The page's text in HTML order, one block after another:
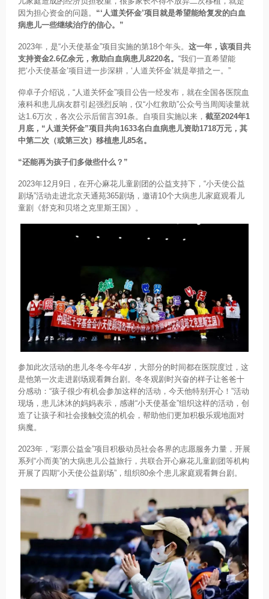
因为担心资金的问题。 “‘人道关怀金’项目就是希望能给复发的白血
病患儿一些继续治疗的信心。”
2023年，是“小天使基金”项目实施的第18个年头。 这一年，该项目共
支持资金2.6亿余元，救助白血病患儿8220名。 “我们一直希望能
把‘小天使基金’项目进一步深耕，‘人道关怀金’就是举措之一。”
仰卓子介绍说，“人道关怀金”项目公告一经发布，就在全国各医院血
液科和患儿病友群引起强烈反响，仅“小红救助”公众号当周阅读量就
达1.6万次，各次公示后留言391条。自项目实施以来， 截至2024年1
月底，“人道关怀金”项目共向1633名白血病患儿资助1718万元，其
中第二次（或第三次）移植患儿85名。
“还能再为孩子们多做些什么？”
2023年12月9日，在开心麻花儿童剧团的公益支持下，“小天使公益
剧场”活动走进北京天通苑365剧场，邀请10个大病患儿家庭观看儿
童剧《舒克和贝塔之克里斯王国》。
参加此次活动的患儿冬冬今年4岁，大部分的时间都在医院度过，这
是他第一次走进剧场观看舞台剧。冬冬观剧时兴奋的样子让爸爸十
分感动：“孩子很少有机会参加这样的活动，今天他特别开心！”活动
现场，患儿沐沐的妈妈表示，感谢“小天使基金”组织这样的活动，创
造了让孩子和社会接触交流的机会，帮助他们更加积极乐观地面对
病魔。
2023年，“彩票公益金”项目积极动员社会各界的志愿服务力量，开展
系列“小而美”的大病患儿公益旅行，共联合开心麻花儿童剧团等机构
开展了四期“小天使公益剧场”，组织80余个患儿家庭观看舞台剧。